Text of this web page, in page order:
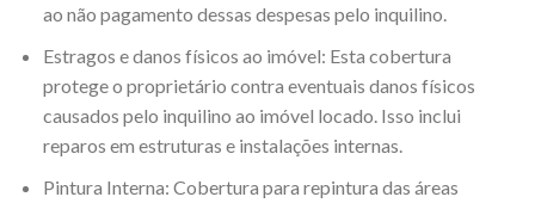
ao não pagamento dessas despesas pelo inquilino.
Estragos e danos físicos ao imóvel: Esta cobertura
protege o proprietário contra eventuais danos físicos
causados pelo inquilino ao imóvel locado. Isso inclui
reparos em estruturas e instalações internas.
Pintura Interna: Cobertura para repintura das áreas